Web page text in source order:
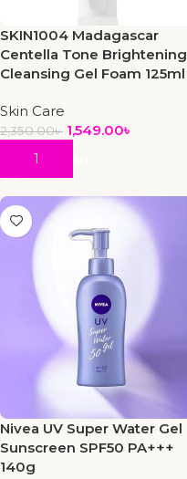
SKIN1004 Madagascar
Centella Tone Brightening
Cleansing Gel Foam 125ml
Skin Care
2,350.00৳ 1,549.00৳
Add To Cart
Nivea UV Super Water Gel
Sunscreen SPF50 PA+++
140g